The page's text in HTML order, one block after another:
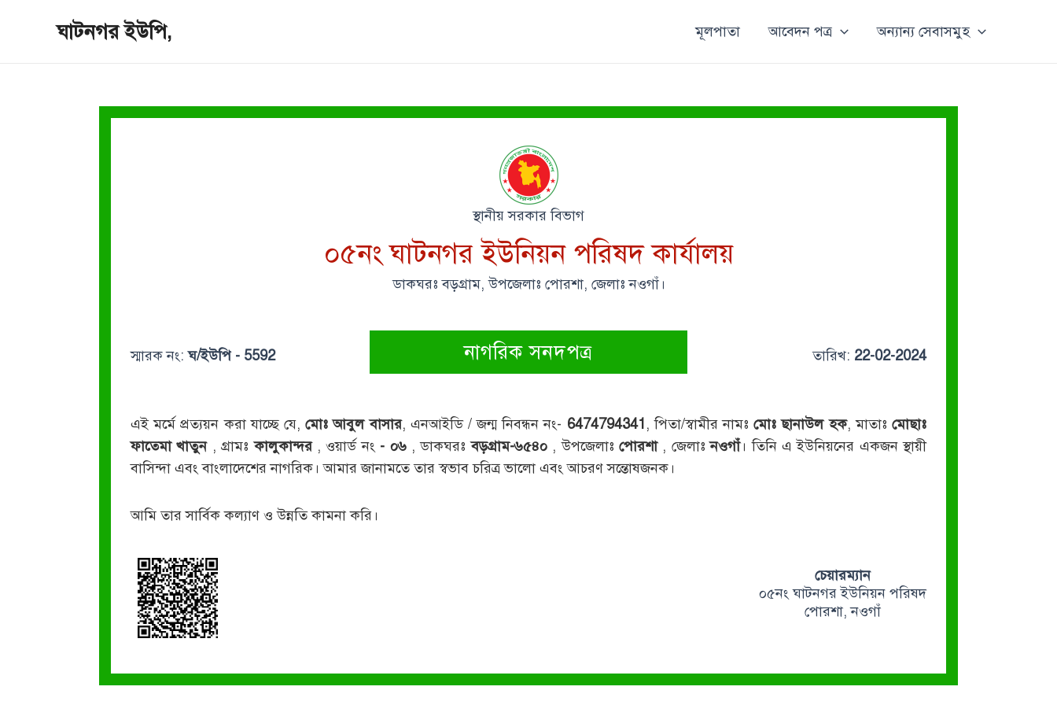
ঘাটনগর ইউপি, মূলপাতা আবেদন পত্র অন্যান্য সেবাসমুহ
স্থানীয় সরকার বিভাগ
০৫নং ঘাটনগর ইউনিয়ন পরিষদ কার্যালয়
ডাকঘরঃ বড়গ্রাম, উপজেলাঃ পোরশা, জেলাঃ নওগাঁ।
স্মারক নং:ঘ/ইউপি - 5592 নাগরিক সনদপত্র তারিখ: 22-02-2024
এই মর্মে প্রত্যয়ন করা যাচ্ছে যে,মোঃ আবুল বাসার, এনআইডি / জন্ম নিবন্ধন নং- 6474794341 , পিতা/স্বামীর নামঃমোঃ ছানাউল হক, মাতাঃমোছাঃ
ফাতেমা খাতুন , গ্রামঃকালুকান্দর , ওয়ার্ড নং - ০৬ , ডাকঘরঃবড়গ্রাম-৬৫৪০ , উপজেলাঃ পোরশা , জেলাঃনওগাঁ। তিনি এ ইউনিয়নের একজন স্থায়ী
বাসিন্দা এবং বাংলাদেশের নাগরিক। আমার জানামতে তার স্বভাব চরিত্র ভালো এবং আচরণ সন্তোষজনক।
আমি তার সার্বিক কল্যাণ ও উন্নতি কামনা করি।
চেয়ারম্যান
০৫নং ঘাটনগর ইউনিয়ন পরিষদ
পোরশা, নওগাঁ